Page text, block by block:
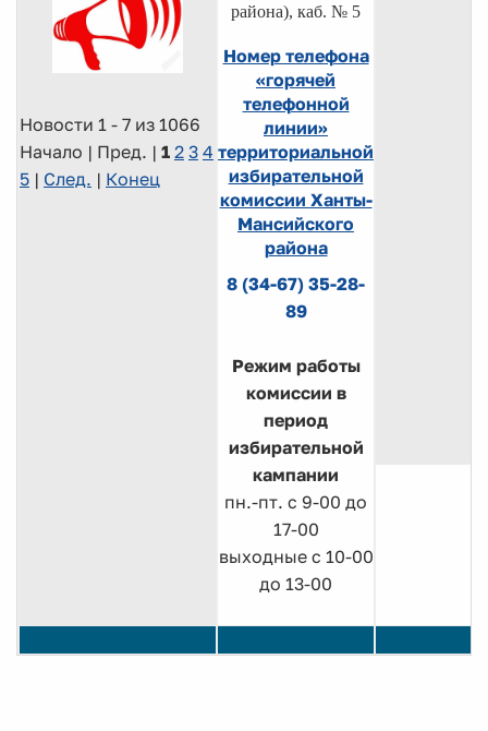
Новости 1 - 7 из 1066
Начало | Пред. | 1 2 3 4
5 | След. | Конец
района), каб. № 5
Номер телефона
«горячей
телефонной
линии»
территориальной
избирательной
комиссии Ханты-
Мансийского
района
8 (34-67) 35-28-
89
Режим работы
комиссии в
период
избирательной
кампании
пн.-пт. с 9-00 до
17-00
выходные с 10-00
до 13-00